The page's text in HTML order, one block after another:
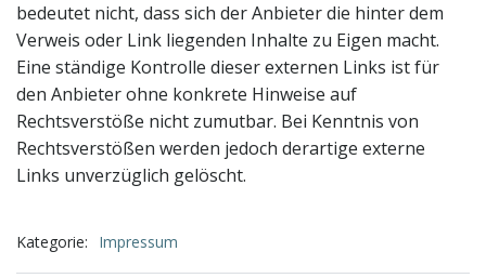
bedeutet nicht, dass sich der Anbieter die hinter dem
Verweis oder Link liegenden Inhalte zu Eigen macht.
Eine ständige Kontrolle dieser externen Links ist für
den Anbieter ohne konkrete Hinweise auf
Rechtsverstöße nicht zumutbar. Bei Kenntnis von
Rechtsverstößen werden jedoch derartige externe
Links unverzüglich gelöscht.
Kategorie: Impressum